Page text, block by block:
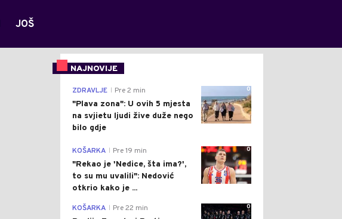
JOŠ
NAJNOVIJE
0
ZDRAVLJE Pre 2 min
"Plava zona": U ovih 5 mjesta
na svjietu ljudi žive duže nego
bilo gdje
0
KOŠARKA Pre 19 min
"Rekao je 'Nedice, šta ima?',
to su mu uvalili": Nedović
otkrio kako je ...
0
KOŠARKA Pre 22 min